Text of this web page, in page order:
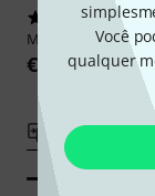
Você
qualquer
3
Meerklang
€ 769
Comparar